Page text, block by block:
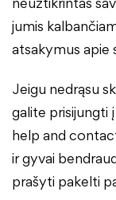
jumis
atsakymus apie
Jeigu nedrąsu
galite prisijungti
help and
ir gyvai
prašyti pakelti